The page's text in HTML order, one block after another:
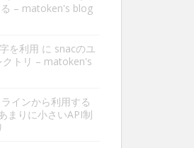
る – matoken's blog
を利用 に snacのユ
トリ – matoken's
インから利用する
まりに小さいAPI制